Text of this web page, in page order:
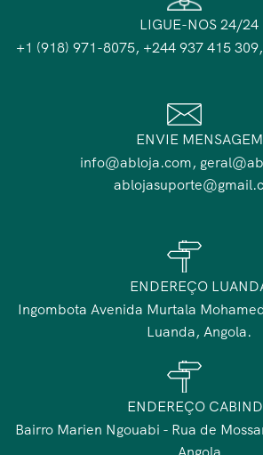
LIGUE-NOS 24/24
+1 (918) 971-8075, +244 937 415
ENVIE MENSAGEM
info@abloja.com,
ENDEREÇO
Ingombota Avenida Murtala
Luanda, Angola.
ENDEREÇO
Bairro Marien Ngouabi - Rua de